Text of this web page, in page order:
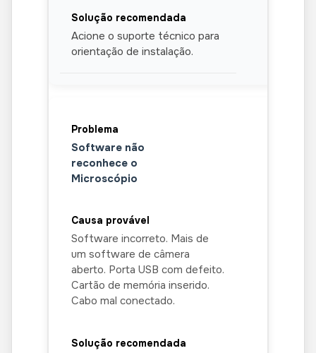
Acione o suporte técnico para
orientação de instalação.
Software não
reconhece o
Microscópio
Software incorreto. Mais de
um software de câmera
aberto. Porta USB com defeito.
Cartão de memória inserido.
Cabo mal conectado.